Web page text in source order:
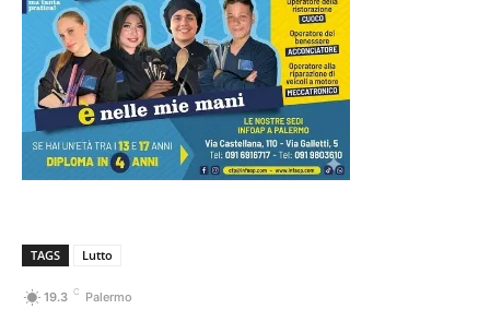
TAGS Lutto
19.3 C Palermo